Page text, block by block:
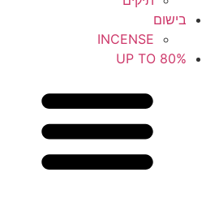
בישום
INCENSE
UP TO 80%